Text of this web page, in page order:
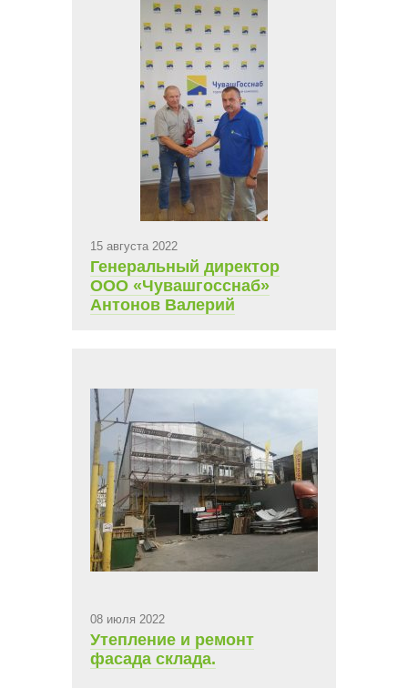
15 августа 2022
Генеральный директор
ООО «Чувашгосснаб»
Антонов Валерий
08 июля 2022
Утепление и ремонт
фасада склада.